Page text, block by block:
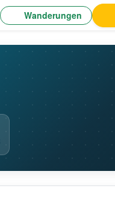
Wanderungen